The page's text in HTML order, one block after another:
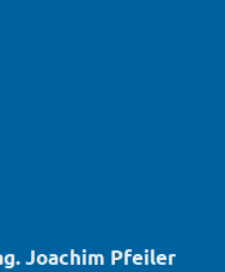
Joachim Pfeiler